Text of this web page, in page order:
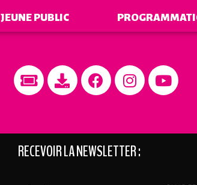
JEUNE PUBLIC
RECEVOIR LA NEWSLETTER :